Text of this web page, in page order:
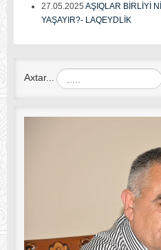
27.05.2025 AŞIQLAR BİRLİYİ
YAŞAYIR?- LAQEYDLİK
Axtar...